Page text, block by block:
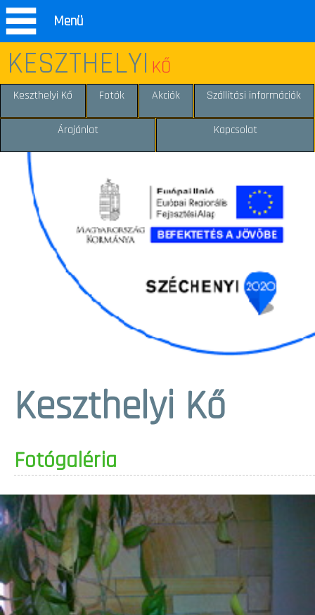
KESZTHELYI KŐ
Keszthelyi Kő Fotók Akciók Szállítási információk
Árajánlat Kapcsolat
Menü
Keszthelyi Kő
Fotógaléria